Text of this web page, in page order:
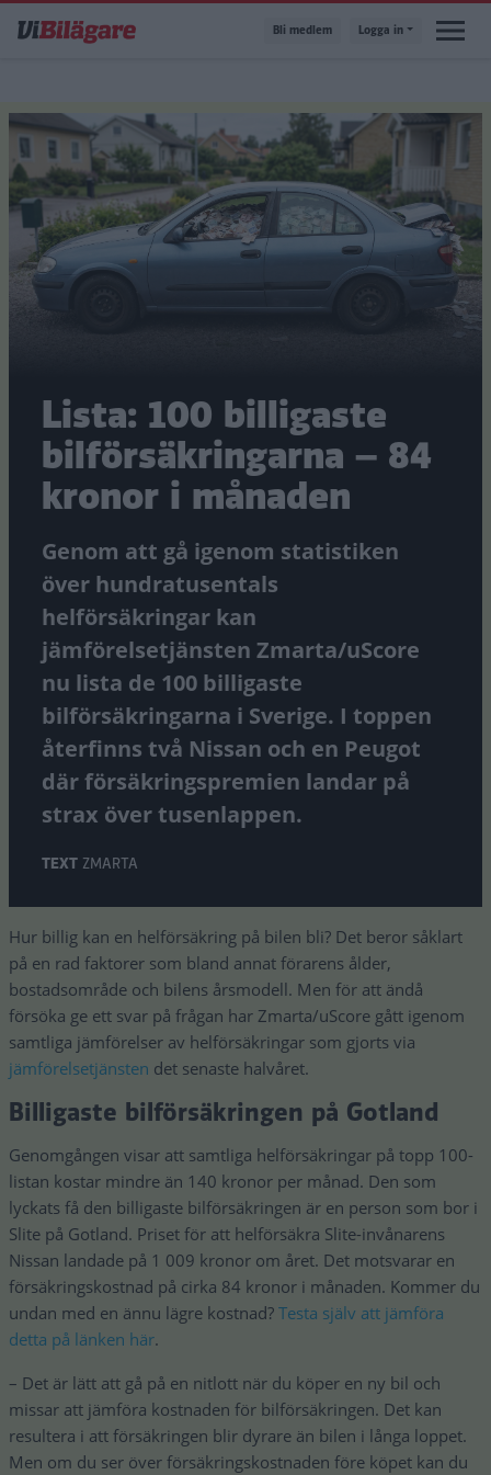
till
Bli medlem Logga in
Lista: 100 billigaste
bilförsäkringarna – 84
kronor i månaden
Genom att gå igenom statistiken
över hundratusentals
helförsäkringar kan
jämförelsetjänsten Zmarta/uScore
nu lista de 100 billigaste
bilförsäkringarna i Sverige. I toppen
återfinns två Nissan och en Peugot
där försäkringspremien landar på
strax över tusenlappen.
TEXT ZMARTA
Hur billig kan en helförsäkring på bilen bli? Det beror såklart
på en rad faktorer som bland annat förarens ålder,
bostadsområde och bilens årsmodell. Men för att ändå
försöka ge ett svar på frågan har Zmarta/uScore gått igenom
samtliga jämförelser av helförsäkringar som gjorts via
jämförelsetjänsten det senaste halvåret.
Billigaste bilförsäkringen på Gotland
Genomgången visar att samtliga helförsäkringar på topp 100-
listan kostar mindre än 140 kronor per månad. Den som
lyckats få den billigaste bilförsäkringen är en person som bor i
Slite på Gotland. Priset för att helförsäkra Slite-invånarens
Nissan landade på 1 009 kronor om året. Det motsvarar en
försäkringskostnad på cirka 84 kronor i månaden. Kommer du
undan med en ännu lägre kostnad? Testa själv att jämföra
detta på länken här.
– Det är lätt att gå på en nitlott när du köper en ny bil och
missar att jämföra kostnaden för bilförsäkringen. Det kan
resultera i att försäkringen blir dyrare än bilen i långa loppet.
Men om du ser över försäkringskostnaden före köpet kan du